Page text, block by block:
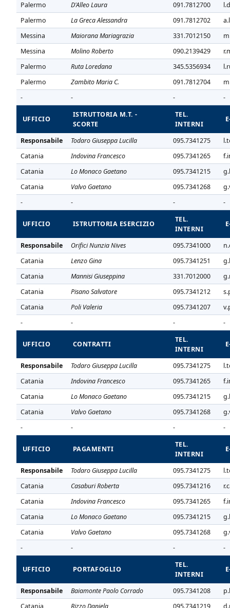
Palermo
D'Alleo Laura 091.7812700
Palermo
La Greca Alessandra 091.7812702
Messina
Maiorana Mariagrazia 331.7012150
Messina
Molino Roberto 090.2139429
Palermo
Ruta Loredana 345.5356934
Palermo
Zambito Maria C. 091.7812704
-
- - -
UFFICIO
ISTRUTTORIA M.T. -
SCORTE
TEL.
INTERNI
Responsabile Todaro Giuseppa Lucilla 095.7341275
Catania
Indovina Francesco 095.7341265
Catania
Lo Monaco Gaetano 095.7341215
Catania
Valvo Gaetano 095.7341268
-
- - -
UFFICIO ISTRUTTORIA ESERCIZIO
TEL.
INTERNI
Responsabile Orifici Nunzia Nives 095.7341000
Catania
Lenzo Gina 095.7341251
Catania
Mannisi Giuseppina 331.7012000
Catania
Pisano Salvatore 095.7341212
Catania
Poli Valeria 095.7341207
-
- - -
UFFICIO CONTRATTI
TEL.
INTERNI
Responsabile Todaro Giuseppa Lucilla 095.7341275
Catania
Indovina Francesco 095.7341265
Catania
Lo Monaco Gaetano 095.7341215
Catania
Valvo Gaetano 095.7341268
-
- - -
UFFICIO PAGAMENTI
TEL.
INTERNI
Responsabile Todaro Giuseppa Lucilla 095.7341275
Catania
Casaburi Roberta 095.7341216
Catania
Indovina Francesco 095.7341265
Catania
Lo Monaco Gaetano 095.7341215
Catania
Valvo Gaetano 095.7341268
-
- - -
UFFICIO PORTAFOGLIO
TEL.
INTERNI
Responsabile Baiamonte Paolo Corrado 095.7341208
Catania
Rizzo Daniela 095.7341219